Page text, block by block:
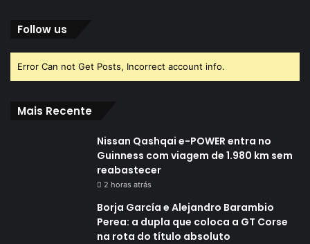
Follow us
Error Can not Get Posts, Incorrect account info.
Mais Recente
Nissan Qashqai e-POWER entra no
Guinness com viagem de 1.980 km sem
reabastecer
2 horas atrás
Borja García e Alejandro Barambio
Perea: a dupla que coloca a GT Corse
na rota do título absoluto